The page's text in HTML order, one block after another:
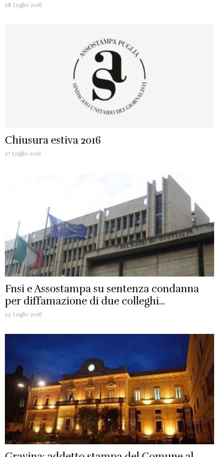
28 Luglio 2016
Chiusura estiva 2016
27 Luglio 2016
Fnsi e Assostampa su sentenza condanna
per diffamazione di due colleghi...
25 Luglio 2016